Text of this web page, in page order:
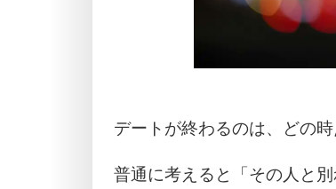
デートが終わるのは、どの
普通に考えると「その人と